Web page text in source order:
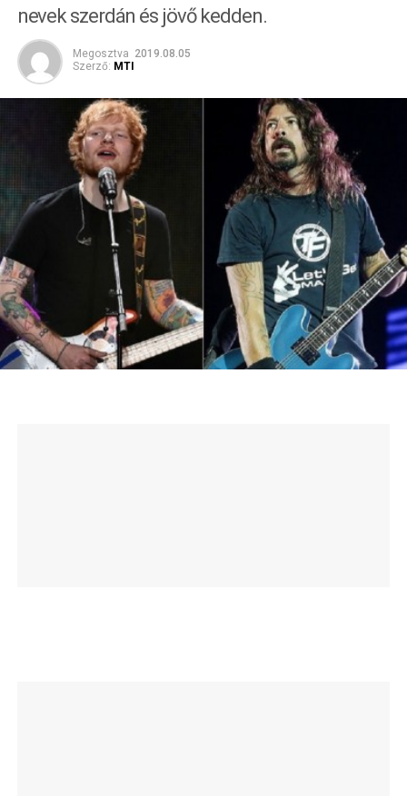
nevek szerdán és jövő kedden.
Megosztva 2019.08.05
Szerző: MTI